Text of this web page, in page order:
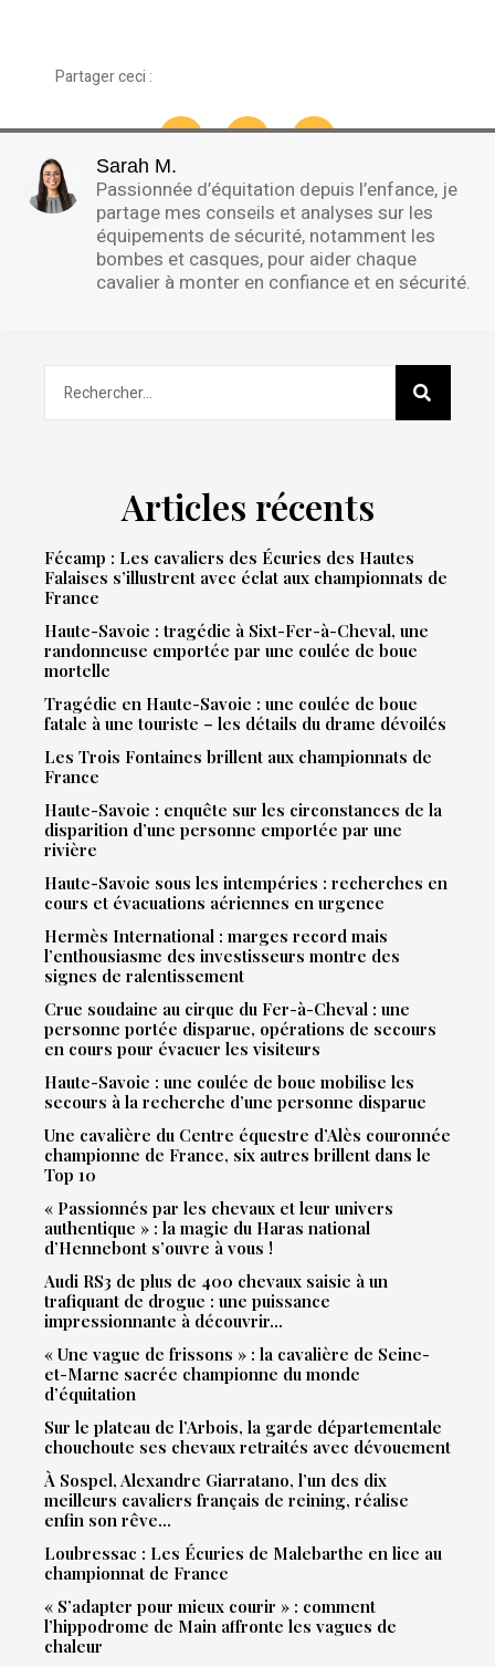
Partager ceci :
Sarah M.
Passionnée d’équitation depuis l’enfance, je
partage mes conseils et analyses sur les
équipements de sécurité, notamment les
bombes et casques, pour aider chaque
cavalier à monter en confiance et en sécurité.
Articles récents
Fécamp : Les cavaliers des Écuries des Hautes
Falaises s’illustrent avec éclat aux championnats de
France
Haute-Savoie : tragédie à Sixt-Fer-à-Cheval, une
randonneuse emportée par une coulée de boue
mortelle
Tragédie en Haute-Savoie : une coulée de boue
fatale à une touriste – les détails du drame dévoilés
Les Trois Fontaines brillent aux championnats de
France
Haute-Savoie : enquête sur les circonstances de la
disparition d’une personne emportée par une
rivière
Haute-Savoie sous les intempéries : recherches en
cours et évacuations aériennes en urgence
Hermès International : marges record mais
l’enthousiasme des investisseurs montre des
signes de ralentissement
Crue soudaine au cirque du Fer-à-Cheval : une
personne portée disparue, opérations de secours
en cours pour évacuer les visiteurs
Haute-Savoie : une coulée de boue mobilise les
secours à la recherche d’une personne disparue
Une cavalière du Centre équestre d’Alès couronnée
championne de France, six autres brillent dans le
Top 10
« Passionnés par les chevaux et leur univers
authentique » : la magie du Haras national
d’Hennebont s’ouvre à vous !
Audi RS3 de plus de 400 chevaux saisie à un
trafiquant de drogue : une puissance
impressionnante à découvrir…
« Une vague de frissons » : la cavalière de Seine-
et-Marne sacrée championne du monde
d’équitation
Sur le plateau de l’Arbois, la garde départementale
chouchoute ses chevaux retraités avec dévouement
À Sospel, Alexandre Giarratano, l’un des dix
meilleurs cavaliers français de reining, réalise
enfin son rêve…
Loubressac : Les Écuries de Malebarthe en lice au
championnat de France
« S’adapter pour mieux courir » : comment
l’hippodrome de Main affronte les vagues de
chaleur